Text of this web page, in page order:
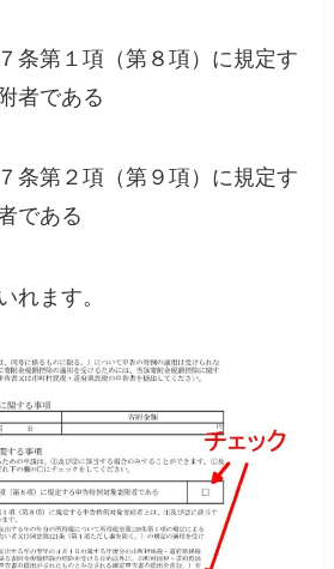
条第１項（第８項）に規定す
者である
条第２項（第９項）に規定す
である
れます。